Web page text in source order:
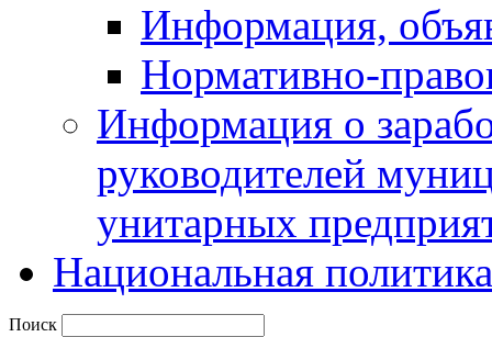
Информация,
Нормативно-
Информация о
руководителей
унитарных
Национальная политика
Поиск